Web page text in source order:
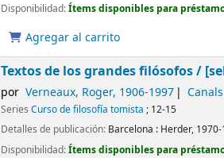
Disponibilidad:Ítems disponibles para
Agregar al carrito
Textos de los grandes filósofos /
por Verneaux, Roger, 1906-1997
SeriesCurso de filosofía tomista ; 12-15
Detalles de publicación: Barcelona : Herder,
Disponibilidad:Ítems disponibles para